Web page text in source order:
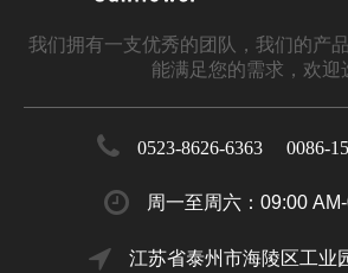
我们拥有一支优秀的团队，我们的产
能满足您的需求，欢迎
0523-8626-6363 0086-
周一至周六：09:00
江苏省泰州市海陵区工业